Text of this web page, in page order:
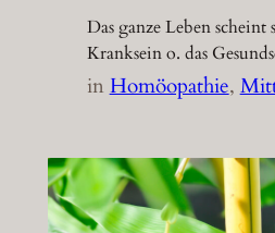
Das ganze Leben scheint
Kranksein o. das
inHomöopathie,